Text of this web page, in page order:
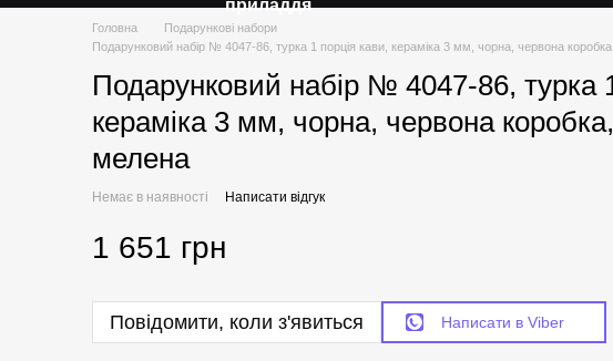
Головна
Подарункові набори
Подарунковий набір № 4047-86, турка 1 порція кави, кераміка 3 мм, чорна, червона
Подарунковий набір № 4047-86, турка
кераміка 3 мм, чорна, червона
мелена
Немає в наявності Написати відгук
1 651 грн
Повідомити, коли з'явиться Написати в Viber